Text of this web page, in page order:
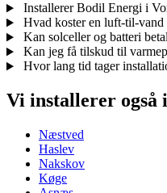
Installerer Bodil Energi i
Hvad koster en luft-til-vand
Kan solceller og batteri
Kan jeg få tilskud til
Hvor lang tid tager
Vi installerer også
Næstved
Haslev
Nakskov
Køge